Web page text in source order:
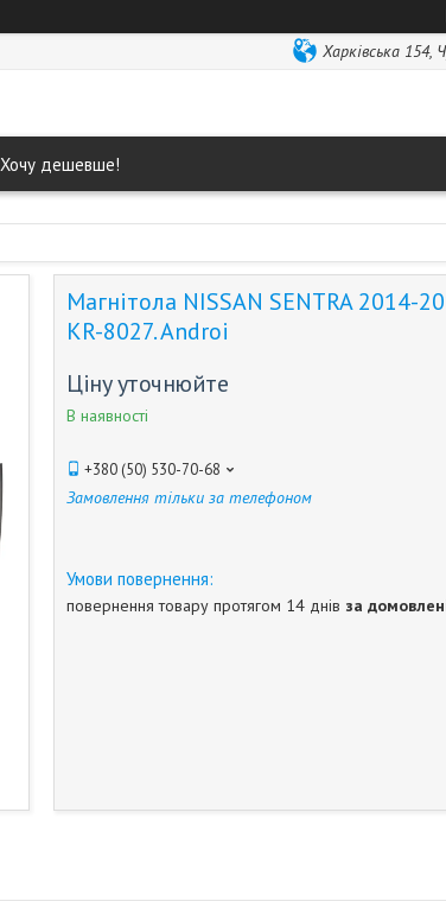
Харківська 154,
Хочу дешевше!
Магнітола NISSAN SENTRA 2014-
KR-8027. Androi
Ціну уточнюйте
В наявності
+380 (50) 530-70-68
Замовлення тільки за телефоном
повернення товару протягом 14 днів за